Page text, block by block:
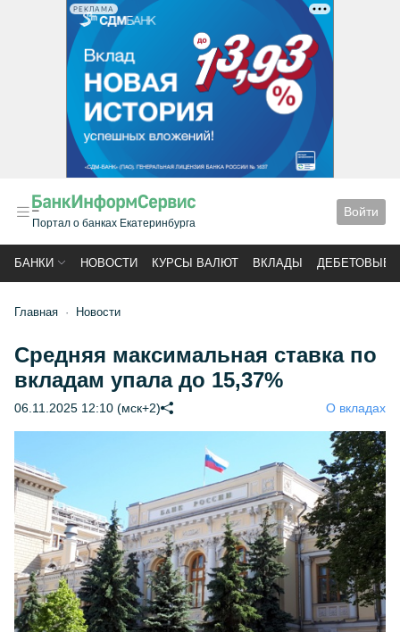
РЕКЛАМА
Портал о банках Екатеринбурга
Войти
БАНКИ НОВОСТИ КУРСЫ ВАЛЮТ ВКЛАДЫ ДЕБЕТОВЫЕ
Главная Новости
Средняя максимальная ставка по
вкладам упала до 15,37%
06.11.2025 12:10 (мск+2) О вкладах